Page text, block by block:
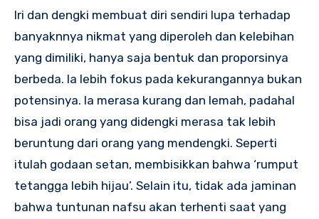
Iri dan dengki membuat diri sendiri lupa terhadap
banyaknnya nikmat yang diperoleh dan kelebihan
yang dimiliki, hanya saja bentuk dan proporsinya
berbeda. Ia lebih fokus pada kekurangannya bukan
potensinya. Ia merasa kurang dan lemah, padahal
bisa jadi orang yang didengki merasa tak lebih
beruntung dari orang yang mendengki. Seperti
itulah godaan setan, membisikkan bahwa ‘rumput
tetangga lebih hijau’. Selain itu, tidak ada jaminan
bahwa tuntunan nafsu akan terhenti saat yang